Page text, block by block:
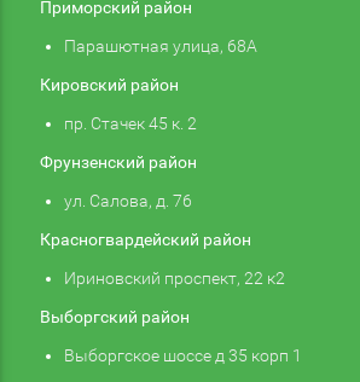
Приморский район
Парашютная улица, 68А
Кировский район
пр. Стачек 45 к. 2
Фрунзенский район
ул. Салова, д. 76
Красногвардейский район
Ириновский проспект, 22 к2
Выборгский район
Выборгское шоссе д 35 корп 1